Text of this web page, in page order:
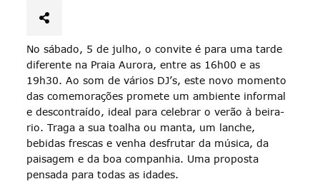
No sábado, 5 de julho, o convite é para uma tarde
diferente na Praia Aurora, entre as 16h00 e as
19h30. Ao som de vários DJ’s, este novo momento
das comemorações promete um ambiente informal
e descontraído, ideal para celebrar o verão à beira-
rio. Traga a sua toalha ou manta, um lanche,
bebidas frescas e venha desfrutar da música, da
paisagem e da boa companhia. Uma proposta
pensada para todas as idades.